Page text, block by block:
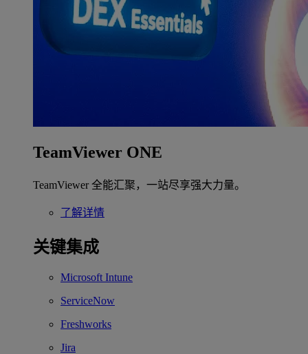
TeamViewer ONE
TeamViewer 全能汇聚，一站尽享强大力量。
了解详情
关键集成
Microsoft Intune
ServiceNow
Freshworks
Jira